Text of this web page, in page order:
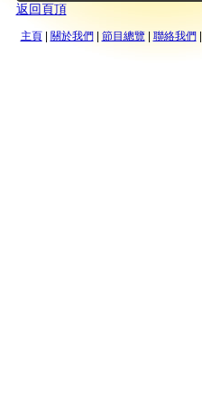
返回頁頂
主頁| 關於我們| 節目總覽| 聯絡我們|